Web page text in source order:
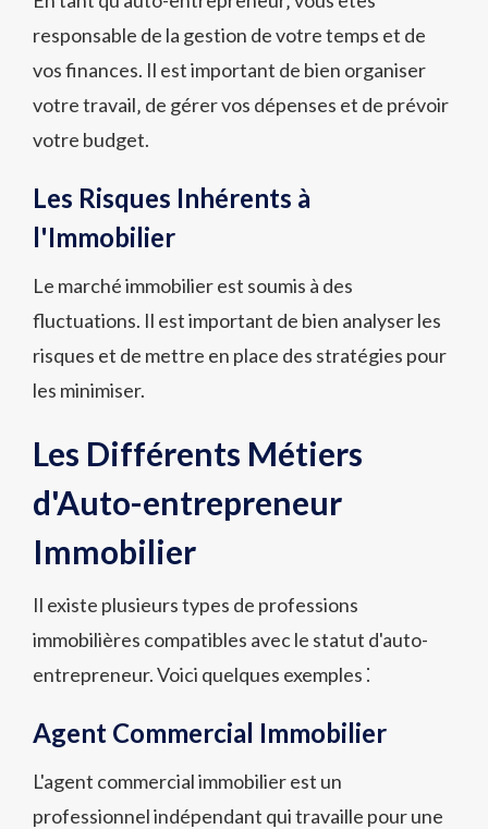
responsable de la gestion de votre temps et de
vos finances. Il est important de bien organiser
votre travail‚ de gérer vos dépenses et de prévoir
votre budget.
Les Risques Inhérents à
l'Immobilier
Le marché immobilier est soumis à des
fluctuations. Il est important de bien analyser les
risques et de mettre en place des stratégies pour
les minimiser.
Les Différents Métiers
d'Auto-entrepreneur
Immobilier
Il existe plusieurs types de professions
immobilières compatibles avec le statut d'auto-
entrepreneur. Voici quelques exemples ⁚
Agent Commercial Immobilier
L'agent commercial immobilier est un
professionnel indépendant qui travaille pour une